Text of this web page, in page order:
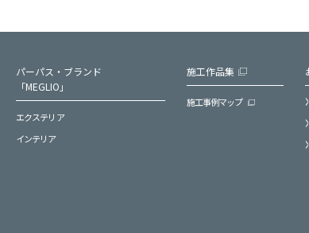
パーパス・ブランド
「MEGLIO」
エクステリア
インテリア
施工作品集
施工事例マップ